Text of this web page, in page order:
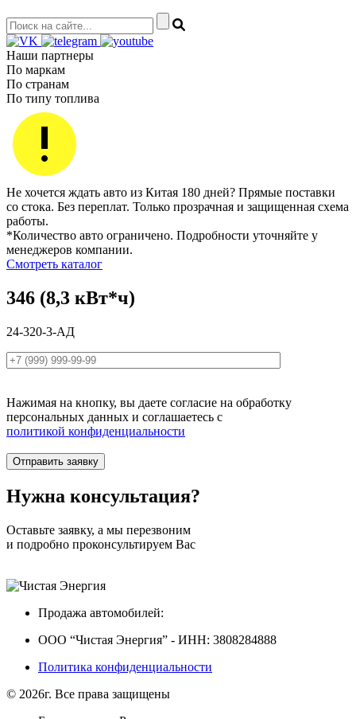
Наши партнеры
По маркам
По странам
По типу топлива
Не хочется ждать авто из Китая 180 дней? Прямые поставки
со стока. Без переплат. Только прозрачная и защищенная схема
работы.
*Количество авто ограничено. Подробности уточняйте у
менеджеров компании.
Смотреть каталог
346 (8,3 кВт*ч)
24-320-3-АД
Нажимая на кнопку, вы даете согласие на обработку
персональных данных и соглашаетесь c
политикой конфиденциальности
Нужна консультация?
Оставьте заявку, а мы перезвоним
и подробно проконсультируем Вас
Продажа автомобилей:
ООО “Чистая Энергия” - ИНН: 3808284888
Политика конфиденциальности
© 2026г. Все права защищены